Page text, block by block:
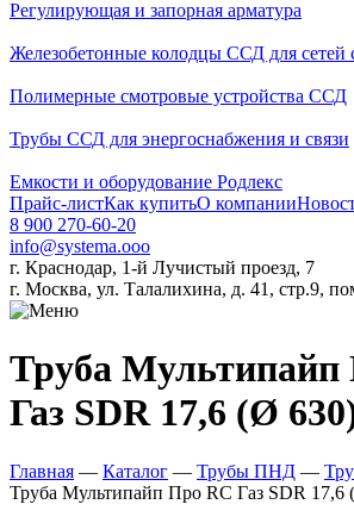
Регулирующая и запорная арматура
Железобетонные колодцы ССД для сетей
Полимерные смотровые устройства ССД
Трубы ССД для энергоснабжения и связи
Емкости и оборудование Родлекс
Прайс-листКак купитьО компании
8 900 270-60-20
info@systema.ooo
г. Краснодар, 1-й Лучистый проезд, 7
г. Москва, ул. Талалихина, д. 41, стр.9,
Труба
Газ SDR 17,6 (Ø
Главная — Каталог — Трубы ПНД —
Труба Мультипайп Про RС Газ SDR 17,6